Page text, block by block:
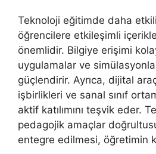
Teknoloji eğitimde daha
öğrencilere etkileşimli
önemlidir. Bilgiye erişimi
uygulamalar ve
güçlendirir. Ayrıca, dijital
işbirlikleri ve sanal sınıf
aktif katılımını teşvik eder.
pedagojik amaçlar
entegre edilmesi, öğretimin